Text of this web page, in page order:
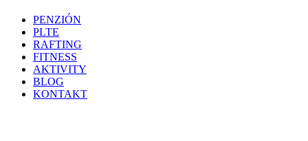
PENZIÓN
PLTE
RAFTING
FITNESS
AKTIVITY
BLOG
KONTAKT